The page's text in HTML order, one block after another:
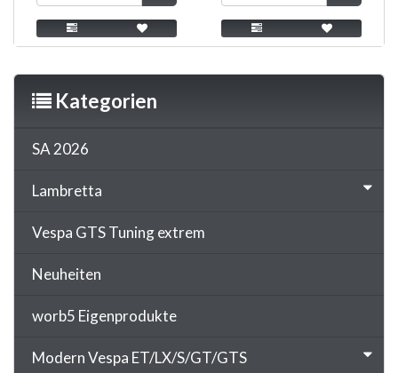
Kategorien
SA 2026
Lambretta
Vespa GTS Tuning extrem
Neuheiten
worb5 Eigenprodukte
Modern Vespa ET/LX/S/GT/GTS